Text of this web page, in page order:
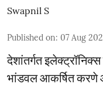
Swapnil S
Published on: 07 Aug
देशांतर्गत
भांडवल आकर्षित करणे